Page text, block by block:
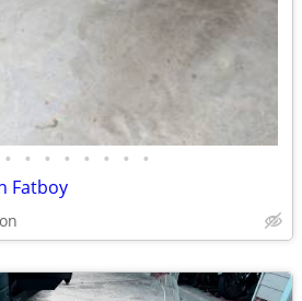
• • • • • • • •
Fatboy